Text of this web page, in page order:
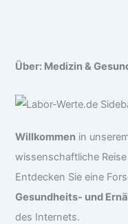
Über: Medizin &
Willkommen in
wissenschaftliche
Entdecken Sie eine
Gesundheits- und
des Internets.